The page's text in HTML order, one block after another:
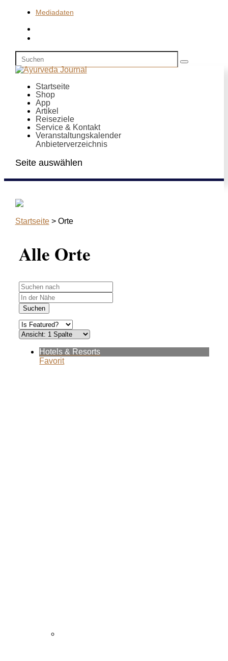
Mediadaten
Startseite
Shop
App
Artikel
Reiseziele
Service & Kontakt
Veranstaltungskalender
Anbieterverzeichnis
Seite auswählen
Startseite> Orte
Alle Orte
Suchen
Hotels & Resorts
Favorit